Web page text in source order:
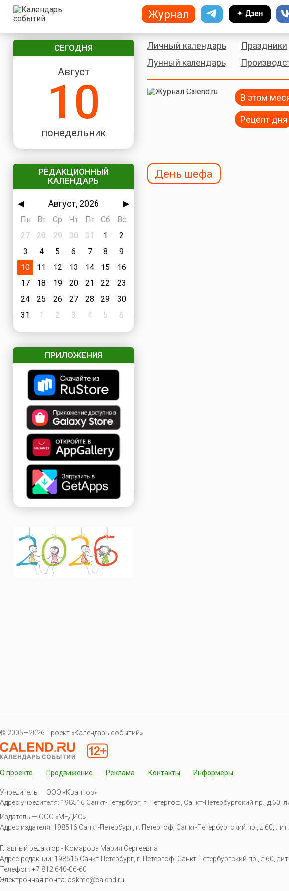
СЕГОДНЯ
Август
10
понедельник
РЕДАКЦИОННЫЙ
КАЛЕНДАРЬ
◀ Август, 2026
▶
Пн
Вт Ср Чт Пт Сб
Вс
27
28 29 30 31 1
2
3
4 5 6 7 8
9
10
11 12 13 14 15
16
17
18 19 20 21 22
23
24
25 26 27 28 29
30
31
1 2 3 4 5 6
ПРИЛОЖЕНИЯ
Личный календарь Праздники
Лунный календарь
В этом
Рецепт дня
День шефа
© 2005—2026 Проект «Календарь событий»
О проекте Продвижение Реклама Контакты Информеры
Учредитель — ООО «Квантор»
Адрес учредителя: 198516 Санкт-Петербург, г. Петергоф, Санкт-Петербургский пр., д.60,
Издатель — ООО «МЕДИО»
Адрес издателя: 198516 Санкт-Петербург, г. Петергоф, Санкт-Петербургский пр., д.60,
Главный редактор - Комарова Мария Сергеевна
Адрес редакции: 198516 Санкт-Петербург, г. Петергоф, Санкт-Петербургский пр., д.60,
Телефон: +7 812 640-06-60
Электронная почта: askme@calend.ru
Журнал